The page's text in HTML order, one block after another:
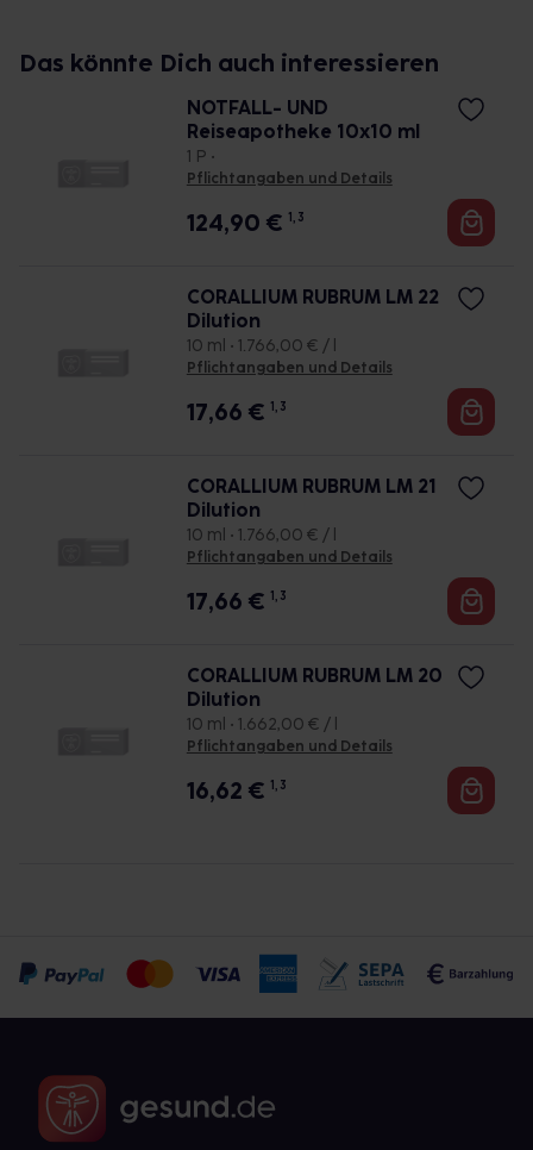
Das könnte Dich auch interessieren
NOTFALL- UND
Reiseapotheke 10x10 ml
1 P •
Pflichtangaben und Details
124,90 € 1, 3
CORALLIUM RUBRUM LM 22
Dilution
10 ml • 1.766,00 € / l
Pflichtangaben und Details
17,66 € 1, 3
CORALLIUM RUBRUM LM 21
Dilution
10 ml • 1.766,00 € / l
Pflichtangaben und Details
17,66 € 1, 3
CORALLIUM RUBRUM LM 20
Dilution
10 ml • 1.662,00 € / l
Pflichtangaben und Details
16,62 € 1, 3